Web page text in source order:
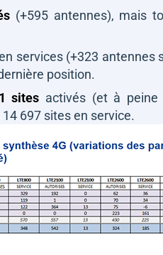
(+595 antennes), mais
services (+323 antennes
position.
sites activés (et à peine
697 sites en service.